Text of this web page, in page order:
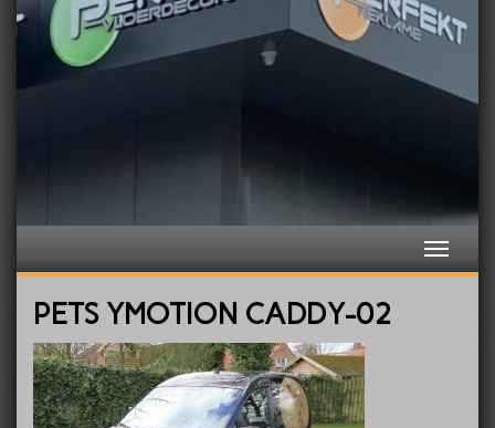
PETS YMOTION CADDY-02